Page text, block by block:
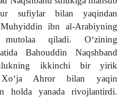
sufiylar bilan yaqindan
ibn al-Arabiyning
qiladi. Oʻzining
Bahouddin Naqshband
ikkinchi bir yirik
Ahror bilan yaqin
holda yanada rivojlantirdi.